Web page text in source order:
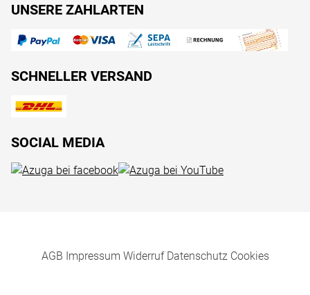
UNSERE ZAHLARTEN
SCHNELLER VERSAND
SOCIAL MEDIA
AGB Impressum Widerruf Datenschutz Cookies